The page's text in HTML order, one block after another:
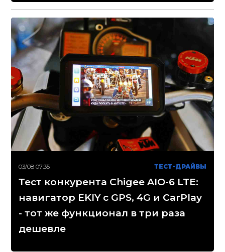
03/08 07:35 ТЕСТ-ДРАЙВЫ
Тест конкурента Chigee AIO-6 LTE:
навигатор EKIY с GPS, 4G и CarPlay
- тот же функционал в три раза
дешевле